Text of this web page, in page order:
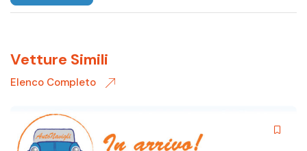
Vetture Simili
Elenco Completo